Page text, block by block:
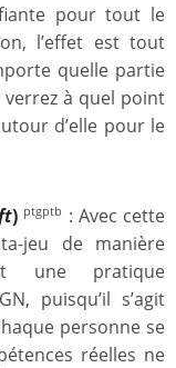
pour tout le
l’effet est tout
quelle partie
à quel point
d’elle pour le
) ptgptb : Avec cette
jeu de manière
une pratique
puisqu’il s’agit
personne se
réelles ne